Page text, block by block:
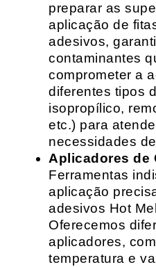
preparar as
aplicação de
adesivos,
contaminantes
comprometer a
diferentes tipos
isopropílico,
etc.) para
necessidades
Aplicadores de
Ferramentas
aplicação
adesivos Hot
Oferecemos
aplicadores,
temperatura e